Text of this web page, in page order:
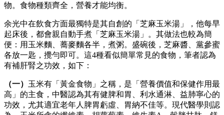
物。食物種類齊全，營養才能均衡。
余光中在飲食方面最獨特是其自創的「芝麻玉米湯」，他每早
起床後，都會親自動手煮「芝麻玉米湯」。其做法也較為簡
便：用玉米麵、蕎麥麵各半，煮粥。盛碗後，芝麻醬、黨參蜜
各放一匙，攪勻即可。這4種看似簡單常見的食物，筆者認為
有補肝腎之功效，如下：
（一） 玉米有「黃金食物」之稱，是「營養價值和保健作用最
高」的主食，中醫認為其有健脾和胃、利水通淋、益肺寧心的
功效，尤其適宜老年人脾胃虧虛、胃納不佳等。現代醫學則認